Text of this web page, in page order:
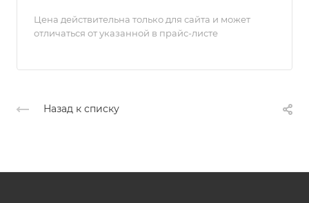
Цена действительна только для сайта и может
отличаться от указанной в прайс-листе
Назад к списку